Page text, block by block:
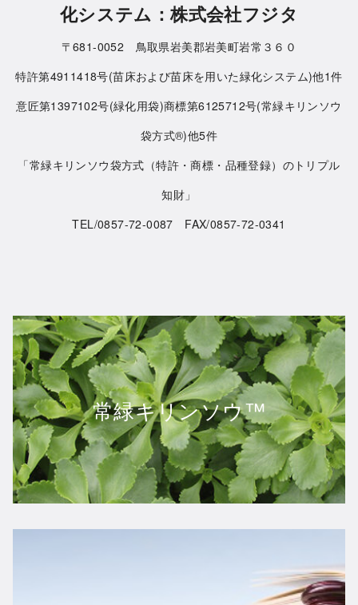
化システム：株式会社フジタ
〒681-0052 鳥取県岩美郡岩美町岩常３６０
特許第4911418号(苗床および苗床を用いた緑化システム)他1件
意匠第1397102号(緑化用袋)商標第6125712号(常緑キリンソウ
袋方式®)他5件
「常緑キリンソウ袋方式（特許・商標・品種登録）のトリプル
知財」
TEL/0857-72-0087 FAX/0857-72-0341
常緑キリンソウ™